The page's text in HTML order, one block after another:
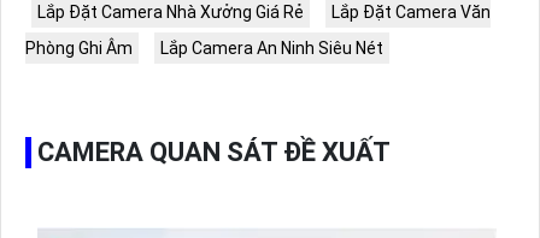
Lắp Đặt Camera Nhà Xưởng Giá Rẻ
Lắp Đặt Camera Văn
Phòng Ghi Âm
Lắp Camera An Ninh Siêu Nét
CAMERA QUAN SÁT ĐỀ XUẤT